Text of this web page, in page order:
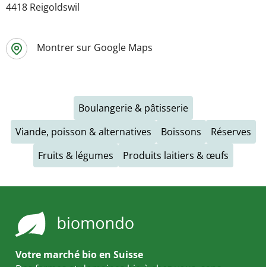
4418 Reigoldswil
Montrer sur Google Maps
Boulangerie & pâtisserie
Viande, poisson & alternatives
Boissons
Réserves
Fruits & légumes
Produits laitiers & œufs
Votre marché bio en Suisse